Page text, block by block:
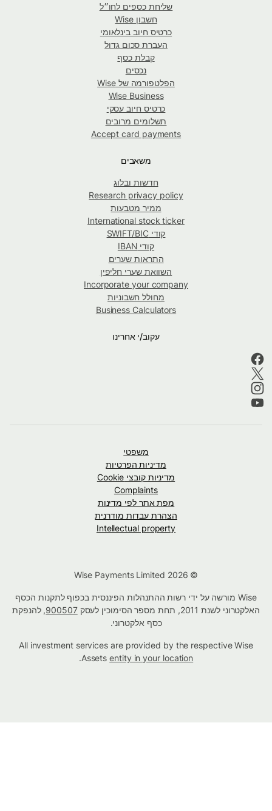
שליחת כספים לחו״ל
חשבון Wise
כרטיס חיוב בינלאומי
העברת סכום גדול
קבלת כסף
נכסים
הפלטפורמה של Wise
Wise Business
כרטיס חיוב עסקי
תשלומים מרובים
Accept card payments
משאבים
חדשות ובלוג
Research privacy policy
ממיר מטבעות
International stock ticker
קודי SWIFT/BIC
קודי IBAN
התראות שערים
השוואת שערי חליפין
Incorporate your company
מחולל חשבוניות
Business Calculators
עקוב/י אחרינו
משפטי
מדיניות הפרטיות
מדיניות קובצי Cookie
Complaints
מפת אתר לפי מדינות
הצהרת עבדות מודרנית
Intellectual property
Wise מורשה על ידי רשות ההתנהלות הפיננסית בכפוף לתקנות הכסף
האלקטרוני לשנת 2011, תחת מספר הסימוכין לעסק
900507, להנפקת
כסף אלקטרוני.
All investment services are provided by the respective Wise
Assetsentity in your location
.